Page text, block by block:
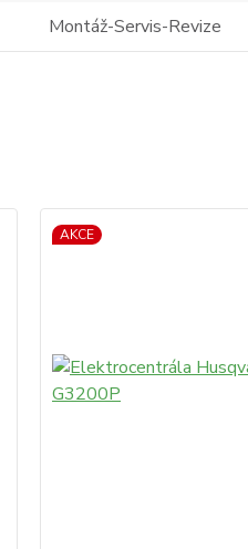
Montáž-Servis-Revize
AKCE